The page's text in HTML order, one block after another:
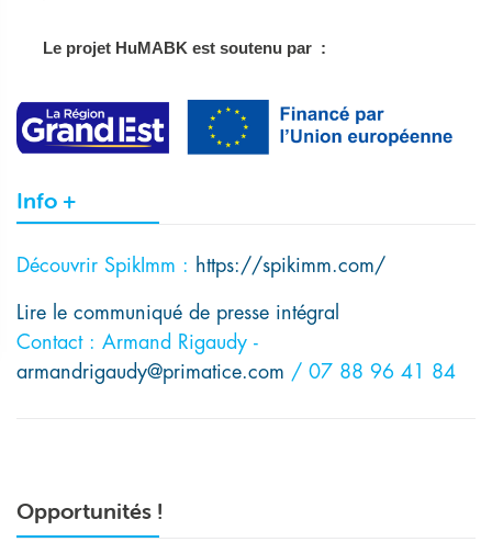
Le projet HuMABK est soutenu par :
Info +
Découvrir SpikImm : https://spikimm.com/
Lire le communiqué de presse intégral
Contact : Armand Rigaudy -
armandrigaudy@primatice.com / 07 88 96 41 84
Opportunités !